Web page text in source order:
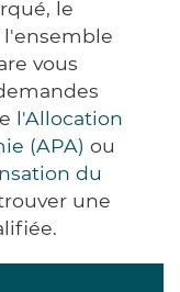
le
vous
l'Allocation
(APA) ou
du
une